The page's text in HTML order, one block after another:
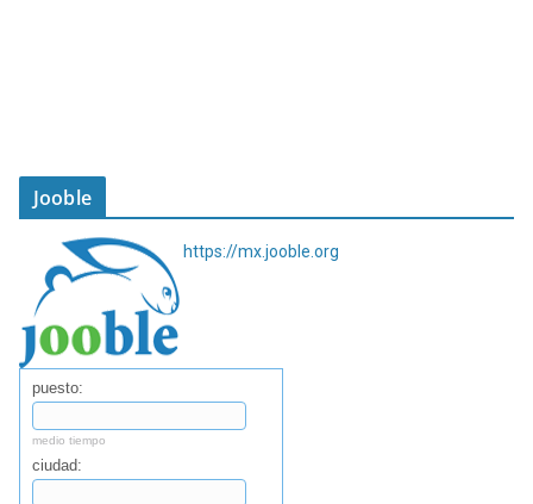
Jooble
https://mx.jooble.org
puesto:
medio tiempo
ciudad: